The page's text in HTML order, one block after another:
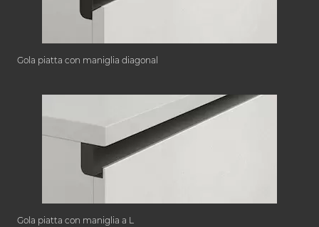
Gola piatta con maniglia diagonal
Gola piatta con maniglia a L